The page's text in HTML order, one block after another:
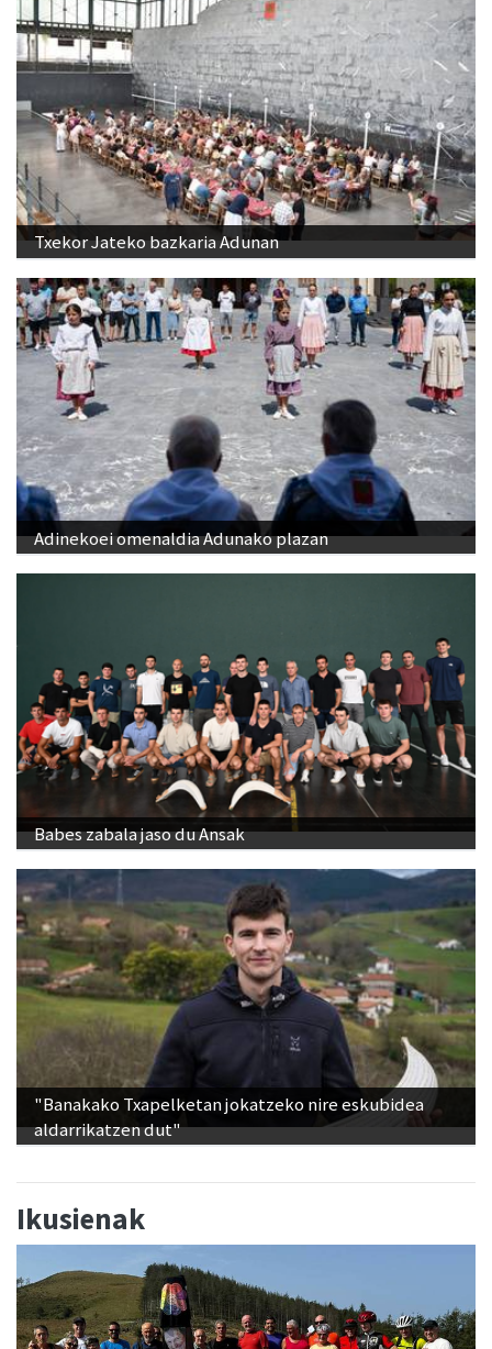
Txekor Jateko bazkaria Adunan
Adinekoei omenaldia Adunako plazan
Babes zabala jaso du Ansak
"Banakako Txapelketan jokatzeko nire eskubidea
aldarrikatzen dut"
Ikusienak